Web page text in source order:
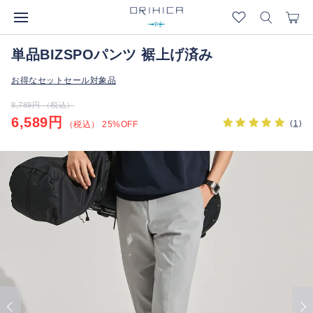
単品BIZSPOパンツ 裾上げ済み
お得なセットセール対象品
8,789円 （税込）
6,589円 （税込） 25%OFF (1 )